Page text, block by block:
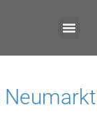
Neumarkt